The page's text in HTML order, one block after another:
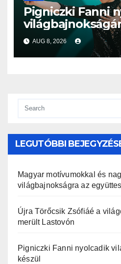
Pigniczki Fanni
AUG 8, 2026
LEGUTÓBBI
Magyar motívumokkal és
világbajnokságra az
Újra Törőcsik Zsófiáé a
merült Lastovón
Pigniczki Fanni nyolcadik
készül